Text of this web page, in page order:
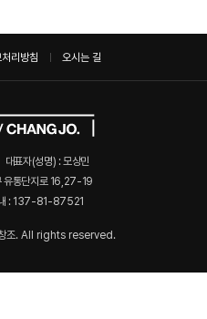
리방침 오시는 길
대표자(성명) : 모상민
유통단지로 16,27-19
: 137-81-87521
조. All rights reserved.